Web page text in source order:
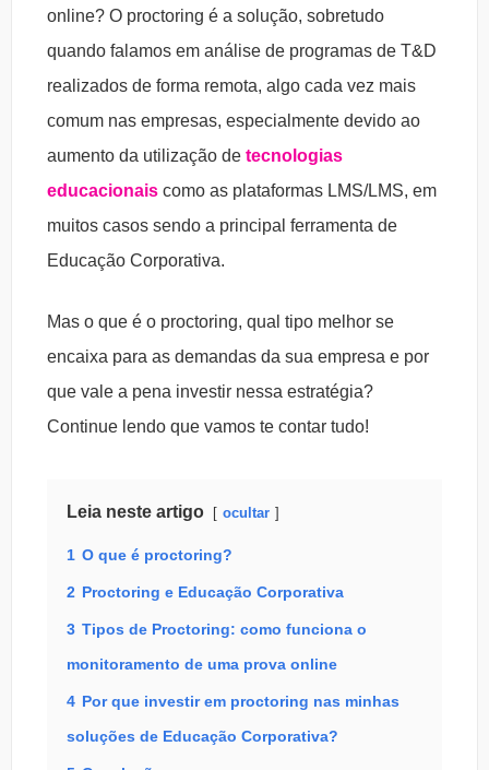
online? O proctoring é a solução, sobretudo
quando falamos em análise de programas de T&D
realizados de forma remota, algo cada vez mais
comum nas empresas, especialmente devido ao
aumento da utilização de tecnologias
educacionais como as plataformas LMS/LMS, em
muitos casos sendo a principal ferramenta de
Educação Corporativa.
Mas o que é o proctoring, qual tipo melhor se
encaixa para as demandas da sua empresa e por
que vale a pena investir nessa estratégia?
Continue lendo que vamos te contar tudo!
Leia neste artigo ocultar
1 O que é proctoring?
2 Proctoring e Educação Corporativa
3 Tipos de Proctoring: como funciona o
monitoramento de uma prova online
4 Por que investir em proctoring nas minhas
soluções de Educação Corporativa?